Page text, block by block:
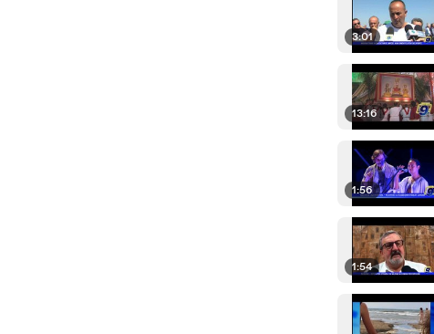
3:01
13:16
1:56
1:54